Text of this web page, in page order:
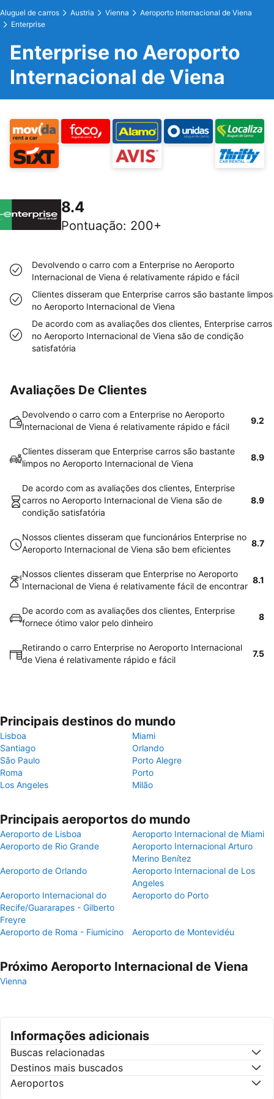
Aluguel de carros Austria Vienna
Aeroporto Internacional de Viena
Enterprise
Enterprise no Aeroporto
Internacional de Viena
8.4
Pontuação: 200+
Devolvendo o carro com a Enterprise no Aeroporto
Internacional de Viena é relativamente rápido e fácil
Clientes disseram que Enterprise carros são bastante limpos
no Aeroporto Internacional de Viena
De acordo com as avaliações dos clientes, Enterprise carros
no Aeroporto Internacional de Viena são de condição
satisfatória
Avaliações De Clientes
Devolvendo o carro com a Enterprise no Aeroporto
Internacional de Viena é relativamente rápido e fácil
9.2
Clientes disseram que Enterprise carros são bastante
limpos no Aeroporto Internacional de Viena
8.9
De acordo com as avaliações dos clientes, Enterprise
carros no Aeroporto Internacional de Viena são de
condição satisfatória
8.9
Nossos clientes disseram que funcionários Enterprise no
Aeroporto Internacional de Viena são bem eficientes
8.7
Nossos clientes disseram que Enterprise no Aeroporto
Internacional de Viena é relativamente fácil de encontrar
8.1
De acordo com as avaliações dos clientes, Enterprise
fornece ótimo valor pelo dinheiro
8
Retirando o carro Enterprise no Aeroporto Internacional
de Viena é relativamente rápido e fácil
7.5
Principais destinos do mundo
Lisboa
Miami
Santiago
Orlando
São Paulo
Porto Alegre
Roma
Porto
Los Angeles
Milão
Principais aeroportos do mundo
Aeroporto de Lisboa
Aeroporto Internacional de Miami
Aeroporto de Rio Grande
Aeroporto Internacional Arturo
Merino Benítez
Aeroporto de Orlando
Aeroporto Internacional de Los
Angeles
Aeroporto Internacional do
Recife/Guararapes - Gilberto
Freyre
Aeroporto do Porto
Aeroporto de Roma - Fiumicino Aeroporto de Montevidéu
Próximo Aeroporto Internacional de Viena
Vienna
Informações adicionais
Buscas relacionadas
Destinos mais buscados
Aeroportos